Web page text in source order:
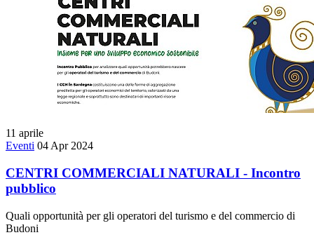
11 aprile
Eventi 04 Apr 2024
CENTRI COMMERCIALI NATURALI - Incontro
pubblico
Quali opportunità per gli operatori del turismo e del commercio di
Budoni